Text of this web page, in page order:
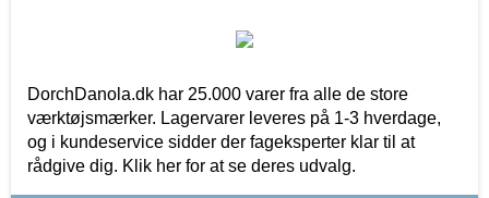
DorchDanola.dk har 25.000 varer fra alle de store
værktøjsmærker. Lagervarer leveres på 1-3 hverdage,
og i kundeservice sidder der fageksperter klar til at
rådgive dig. Klik her for at se deres udvalg.